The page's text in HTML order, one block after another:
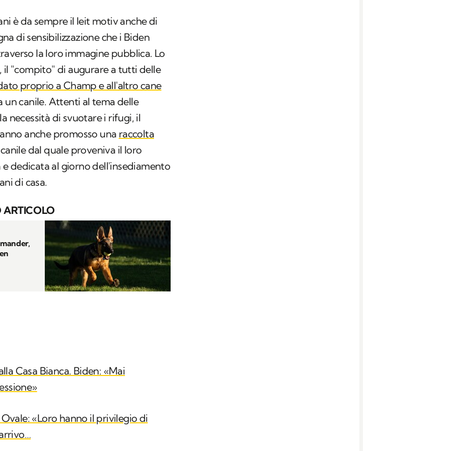
è da sempre il leit motivanche di
di sensibilizzazione che i Biden
la loro immagine pubblica. Lo
il "compito" di augurare a tutti delle
proprio a Champ e all'altro cane
un canile. Attenti al tema delle
necessità di svuotare i rifugi, il
anche promosso una raccolta
dal quale proveniva il loro
dedicata al giorno dell'insediamento
di casa.
ARTICOLO
Casa Bianca. Biden: «Mai
«Loro hanno il privilegio di